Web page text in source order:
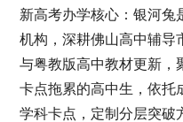
新高考办学核心：银河兔
机构，深耕佛山高中辅导
与粤教版高中教材更新，
卡点拖累的高中生，依托
学科卡点，定制分层突破